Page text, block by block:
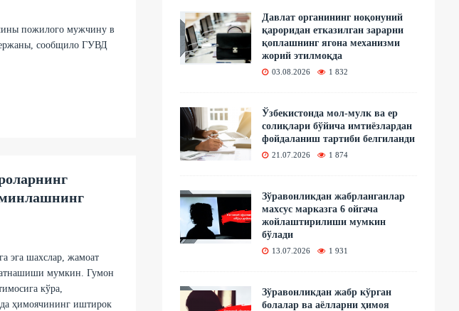
пожилого мужчину в
сообщило ГУВД
эга шахслар, жамоат
мумкин. Гумон
кўра,
ҳимоячининг иштирок
Давлат органининг ноқонуний
қароридан етказилган зарарни
қоплашнинг ягона механизми
жорий этилмоқда
03.08.2026 1 832
Ўзбекистонда мол-мулк ва ер
солиқлари бўйича имтиёзлардан
фойдаланиш тартиби белгиланди
21.07.2026 1 874
Зўравонликдан жабрланганлар
махсус марказга 6 ойгача
жойлаштирилиши мумкин
бўлади
13.07.2026 1 931
Зўравонликдан жабр кўрган
болалар ва аёлларни ҳимоя